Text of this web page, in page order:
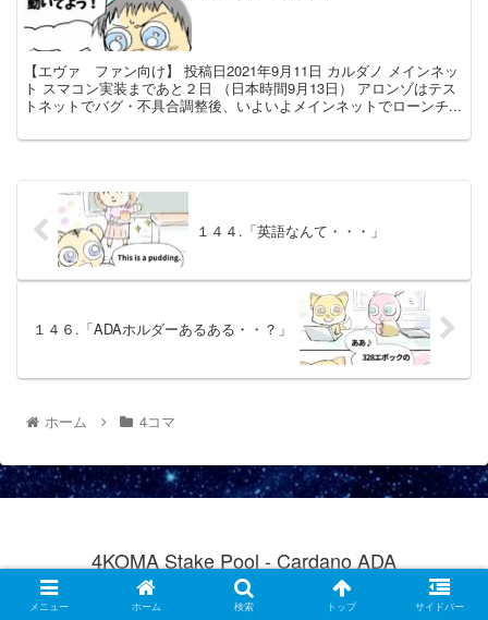
【エヴァ ファン向け】 投稿日2021年9月11日 カルダノ メインネッ
ト スマコン実装まであと２日 （日本時間9月13日） アロンゾはテス
トネットでバグ・不具合調整後、いよいよメインネットでローンチ...
１４４.「英語なんて・・・」
１４６.「ADAホルダーあるある・・？」
ホーム 4コマ
4KOMA Stake Pool - Cardano ADA
© 2021 4KOMA Stake Pool - Cardano ADA.
メニュー ホーム 検索 トップ サイドバー